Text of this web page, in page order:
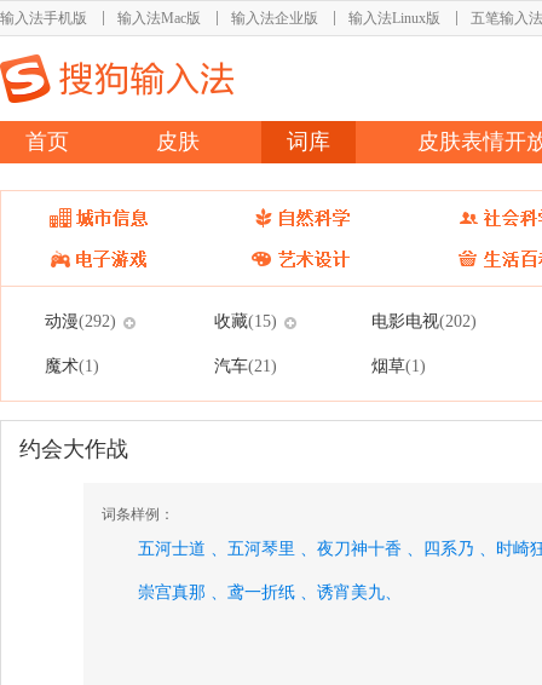
输入法手机版 输入法Mac版 输入法企业版 输入法Linux版 五笔输入法
首页 皮肤 词库 皮肤表情开
动漫(292) 收藏(15) 电影电视(202)
魔术(1) 汽车(21) 烟草(1)
约会大作战
词条样例：
五河士道 、 五河琴里 、 夜刀神十香 、 四系乃 、 时崎
崇宫真那 、 鸢一折纸 、 诱宵美九、